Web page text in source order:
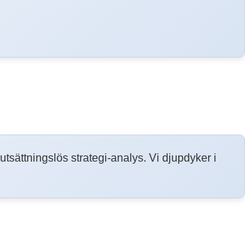
strategi-analys. Vi djupdyker i